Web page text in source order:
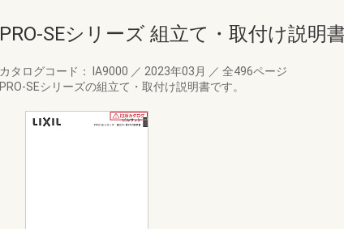
PRO-SEシリーズ 組立て・取付け説明
カタログコード： IA9000 ／ 2023年03月 ／ 全496ページ
PRO-SEシリーズの組立て・取付け説明書です。